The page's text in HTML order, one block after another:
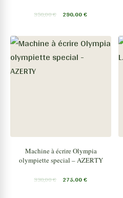
350,00€ 290,00€
Machine à écrire Olympia
olympiette special – AZERTY
330,00€ 275,00€